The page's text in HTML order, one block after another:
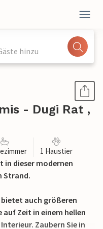
hinzu
- Dugi Rat ,
1 Haustier
in dieser modernen
Strand.
bietet auch größeren
auf Zeit in einem hellen
Zaubern Sie in